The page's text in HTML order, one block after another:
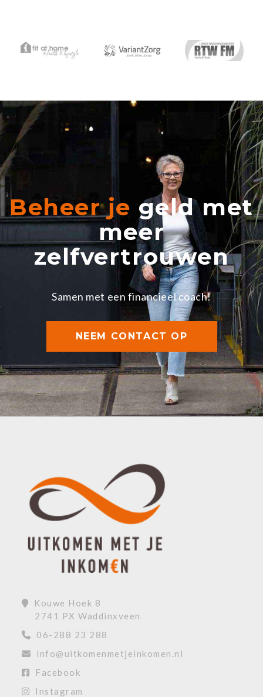
Beheer je geld met
meer
zelfvertrouwen
Samen met een financieel coach!
NEEM CONTACT OP
Kouwe Hoek 8
2741 PX Waddinxveen
06-288 23 288
info@uitkomenmetjeinkomen.nl
Facebook
Instagram